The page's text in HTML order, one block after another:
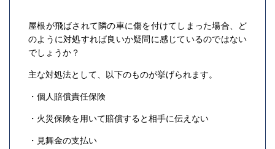
屋根が飛ばされて隣の車に傷を付けてしまった場合、ど
のように対処すれば良いか疑問に感じているのではない
でしょうか？
主な対処法として、以下のものが挙げられます。
・個人賠償責任保険
・火災保険を用いて賠償すると相手に伝えない
・見舞金の支払い